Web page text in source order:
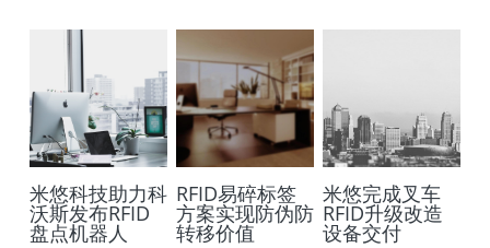
RFID工业制造管理
RFID叉车管理方案
米悠科技助力科
沃斯发布RFID
盘点机器人
RFID易碎标签
方案实现防伪防
转移价值
米悠完成叉车
RFID升级改造
设备交付